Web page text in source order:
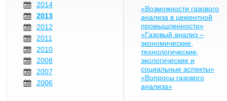
2014
2013
2012
2011
2010
2008
2007
2006
«Возможности газового
анализа в цементной
промышленности»
«Газовый анализ –
экономические,
технологические,
экологические и
социальные аспекты»
«Вопросы газового
анализа»